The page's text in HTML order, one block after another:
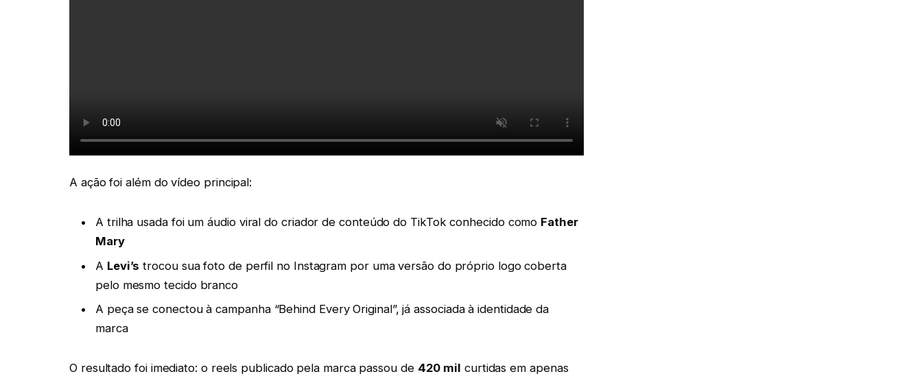
A ação foi além do vídeo principal:
A trilha usada foi um áudio viral do criador de conteúdo do TikTok conhecido como Father
Mary
A Levi’s trocou sua foto de perfil no Instagram por uma versão do próprio logo coberta
pelo mesmo tecido branco
A peça se conectou à campanha “Behind Every Original”, já associada à identidade da
marca
O resultado foi imediato: o reels publicado pela marca passou de 420 mil curtidas em apenas